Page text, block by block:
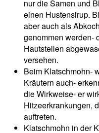
nur die Samen und
einen Hustensirup.
aber auch als
genommen werden-
Hautstellen
versehen.
Beim Klatschmohn-
Kräutern auch-
die Wirkweise- er
Hitzeerkrankungen,
auftreten.
Klatschmohn in der